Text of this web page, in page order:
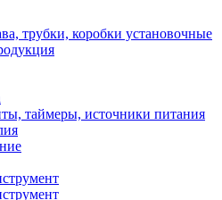
трубки, коробки установочные
таймеры, источники питания